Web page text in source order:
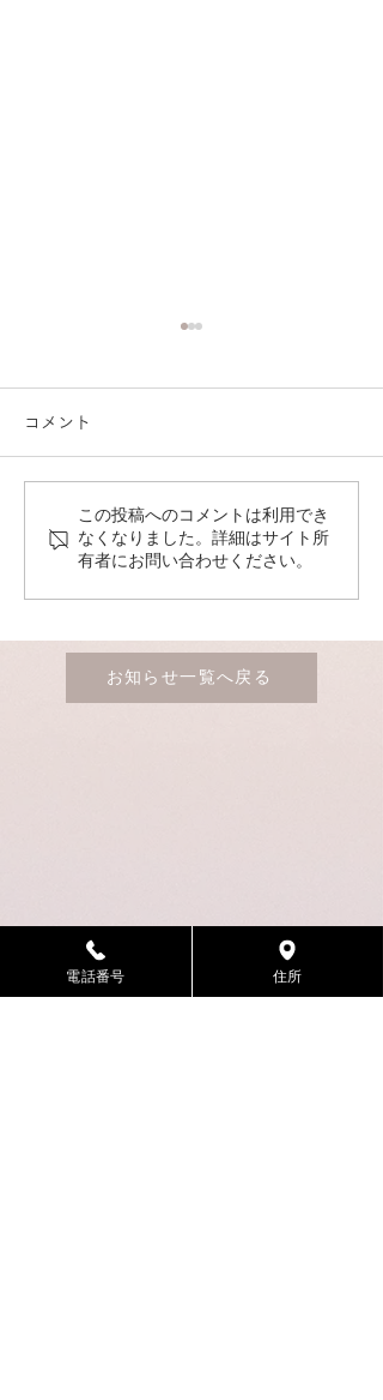
GW期間中の休業日のお知
らせ
コメント
この投稿へのコメントは利用でき
なくなりました。詳細はサイト所
有者にお問い合わせください。
お知らせ一覧へ戻る
電話番号 住所